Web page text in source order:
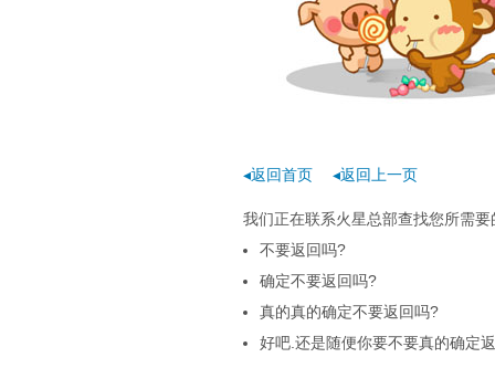
◂返回首页 ◂返回上一页
我们正在联系火星总部查找您所需
不要返回吗?
确定不要返回吗?
真的真的确定不要返回吗?
好吧.还是随便你要不要真的确定